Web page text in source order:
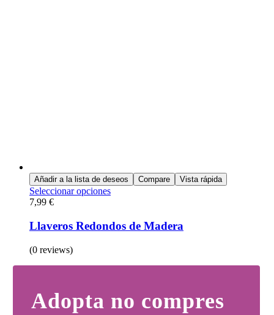
Añadir a la lista de deseos Compare Vista rápida
Seleccionar opciones
7,99 €
Llaveros Redondos de Madera
(0 reviews)
Adopta no compres